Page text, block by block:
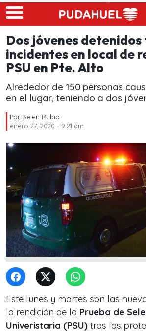
Skip to main content
Dos jóvenes
incidentes en local de
PSU en Pte. Alto
Alrededor de 150 personas
en el lugar, teniendo a dos
Por Belén Rubio
enero 27, 2020 - 9:21 am
Este lunes y martes son las
la rendición de la Prueba de
Univeristaria (PSU) tras las